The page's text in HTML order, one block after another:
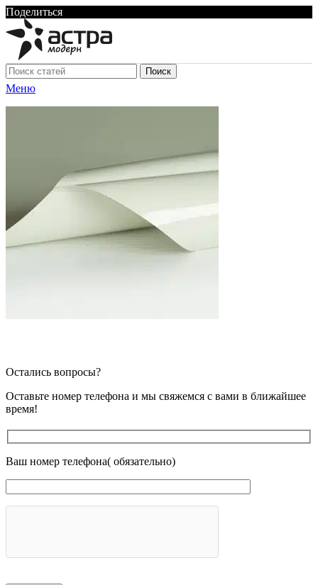
Поделиться
Поиск
Меню
Остались вопросы?
Оставьте номер телефона и мы свяжемся с вами в ближайшее
время!
Ваш номер телефона( обязательно)